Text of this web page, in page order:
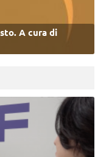
A cura di